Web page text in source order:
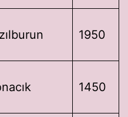
1950
1450